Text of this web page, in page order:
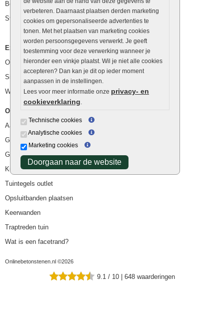
verbeteren. Daarnaast plaatsen derden marketing
cookies om gepersonaliseerde advertenties te
tonen. Met het plaatsen van marketing cookies
worden persoonsgegevens verwerkt. Je geeft
toestemming voor deze verwerking wanneer je
hieronder een vinkje plaatst. Wil je niet alle cookies
accepteren? Dan kan je dit op ieder moment
aanpassen in de instellingen.
Lees voor meer informatie onze privacy- en
cookieverklaring.
Technische cookies
Analytische cookies
Marketing cookies
Doorgaan naar de website
Betonblokken
Stapelstenen
Extra benodigdheden
Ophoogzand
Siergrind en siersplit
Waterafvoer
Overig
Aanbiedingen
Goedkope bestrating
Goedkope tuintegels
Kunstgras
Tuintegels outlet
Opsluitbanden plaatsen
Keerwanden
Traptreden tuin
Wat is een facetrand?
Onlinebetonstenen.nl ©2026
9.1 / 10 | 648 waarderingen